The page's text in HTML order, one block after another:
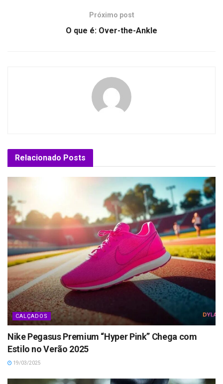
Próximo post
O que é: Over-the-Ankle
Relacionado Posts
CALÇADOS
Nike Pegasus Premium “Hyper Pink” Chega com
Estilo no Verão 2025
19/03/2025